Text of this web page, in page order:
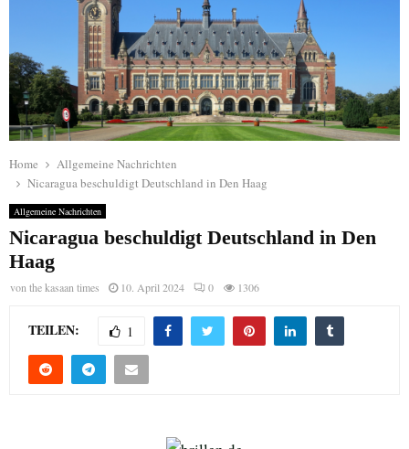
Home
Allgemeine Nachrichten
Nicaragua beschuldigt Deutschland in Den Haag
Allgemeine Nachrichten
Nicaragua beschuldigt Deutschland in Den
Haag
vonthe kasaan times 10. April 2024 0 1306
TEILEN: 1